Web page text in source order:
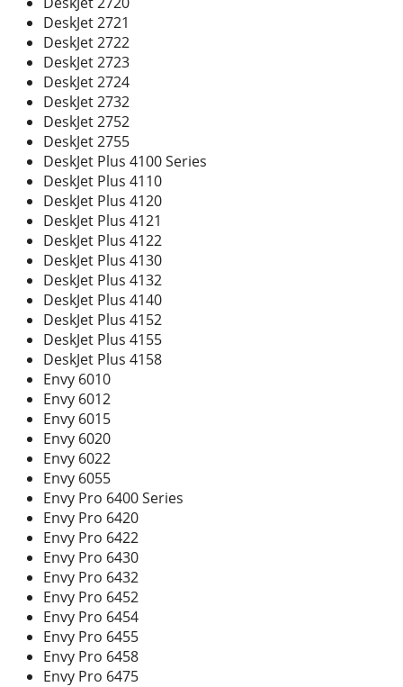
DeskJet 2721
DeskJet 2722
DeskJet 2723
DeskJet 2724
DeskJet 2732
DeskJet 2752
DeskJet 2755
DeskJet Plus 4100 Series
DeskJet Plus 4110
DeskJet Plus 4120
DeskJet Plus 4121
DeskJet Plus 4122
DeskJet Plus 4130
DeskJet Plus 4132
DeskJet Plus 4140
DeskJet Plus 4152
DeskJet Plus 4155
DeskJet Plus 4158
Envy 6010
Envy 6012
Envy 6015
Envy 6020
Envy 6022
Envy 6055
Envy Pro 6400 Series
Envy Pro 6420
Envy Pro 6422
Envy Pro 6430
Envy Pro 6432
Envy Pro 6452
Envy Pro 6454
Envy Pro 6455
Envy Pro 6458
Envy Pro 6475